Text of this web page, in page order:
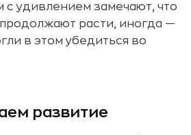
с удивлением замечают, что
расти, иногда —
в этом убедиться во
развитие